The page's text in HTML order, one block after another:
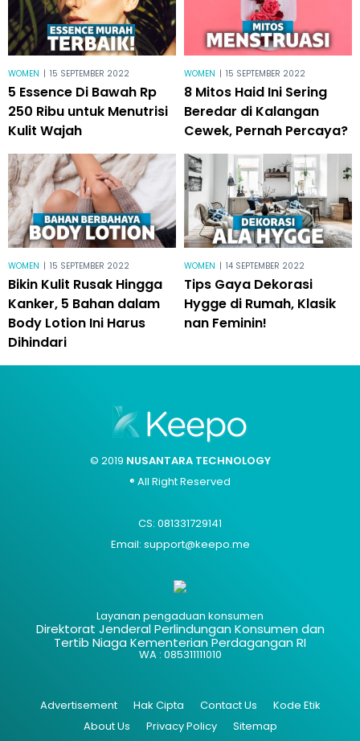
WOMEN | 15 SEPTEMBER 2022
5 Essence Di Bawah Rp
250 Ribu untuk Menutrisi
Kulit Wajah
WOMEN | 15 SEPTEMBER 2022
8 Mitos Haid Ini Sering
Beredar di Kalangan
Cewek, Pernah Percaya?
WOMEN | 15 SEPTEMBER 2022
Bikin Kulit Rusak Hingga
Kanker, 5 Bahan dalam
Body Lotion Ini Harus
Dihindari
WOMEN | 14 SEPTEMBER 2022
Tips Gaya Dekorasi
Hygge di Rumah, Klasik
nan Feminin!
© 2019 NUSANTARA TECHNOLOGY
® All Right Reserved
CS: 081331729141
Email: support@keepo.me
Layanan pengaduan konsumen
Direktorat Jenderal Perlindungan Konsumen dan
Tertib Niaga Kementerian Perdagangan RI
WA : 085311111010
Advertisement Hak Cipta Contact Us
Kode Etik
About Us
Privacy Policy Sitemap